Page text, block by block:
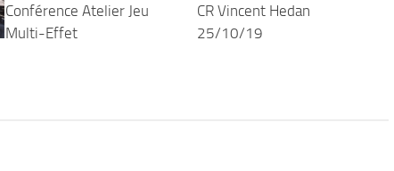
Conférence Atelier Jeu
Multi-Effet
CR Vincent Hedan
25/10/19